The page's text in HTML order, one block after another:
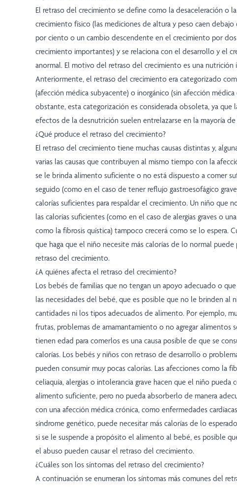
El retraso del crecimiento se define como la desaceleración o
crecimiento físico (las mediciones de altura y peso caen
por ciento o un cambio descendente en el crecimiento por
crecimiento importantes) y se relaciona con el desarrollo y el
anormal. El motivo del retraso del crecimiento es una nutrición
Anteriormente, el retraso del crecimiento era categorizado
(afección médica subyacente) o inorgánico (sin afección
obstante, esta categorización es considerada obsoleta, ya que
efectos de la desnutrición suelen entrelazarse en la mayoría
¿Qué produce el retraso del crecimiento?
El retraso del crecimiento tiene muchas causas distintas y,
varias las causas que contribuyen al mismo tiempo con la
se le brinda alimento suficiente o no está dispuesto a comer
seguido (como en el caso de tener reflujo gastroesofágico
calorías suficientes para respaldar el crecimiento. Un niño que
las calorías suficientes (como en el caso de alergias graves o
como la fibrosis quística) tampoco crecerá como se lo espera.
que haga que el niño necesite más calorías de lo normal puede
retraso del crecimiento.
¿A quiénes afecta el retraso del crecimiento?
Los bebés de familias que no tengan un apoyo adecuado o
las necesidades del bebé, que es posible que no le brinden al
cantidades ni los tipos adecuados de alimento. Por ejemplo,
frutas, problemas de amamantamiento o no agregar alimentos
tienen edad para comerlos es una causa posible de que se
calorías. Los bebés y niños con retraso de desarrollo o
pueden consumir muy pocas calorías. Las afecciones como la
celiaquía, alergias o intolerancia grave hacen que el niño pueda
alimento suficiente, pero no pueda absorberlo de manera
con una afección médica crónica, como enfermedades
síndrome genético, puede necesitar más calorías de lo
si se le suspende a propósito el alimento al bebé, es posible
el abuso pueden causar el retraso del crecimiento.
¿Cuáles son los síntomas del retraso del crecimiento?
A continuación se enumeran los síntomas más comunes del